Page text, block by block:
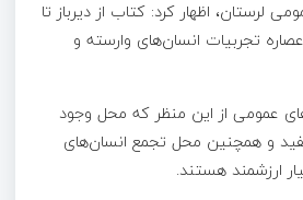
لرستان، اظهار کرد: کتاب از دیرباز تا
تجربیات انسان‌های وارسته و
عمومی از این منظر که محل وجود
و همچنین محل تجمع انسان‌های
ارزشمند هستند.